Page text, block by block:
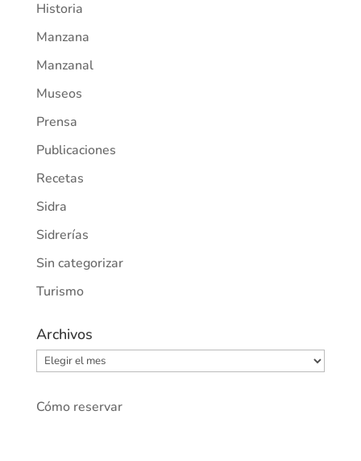
Historia
Manzana
Manzanal
Museos
Prensa
Publicaciones
Recetas
Sidra
Sidrerías
Sin categorizar
Turismo
Archivos
Archivos
Cómo reservar